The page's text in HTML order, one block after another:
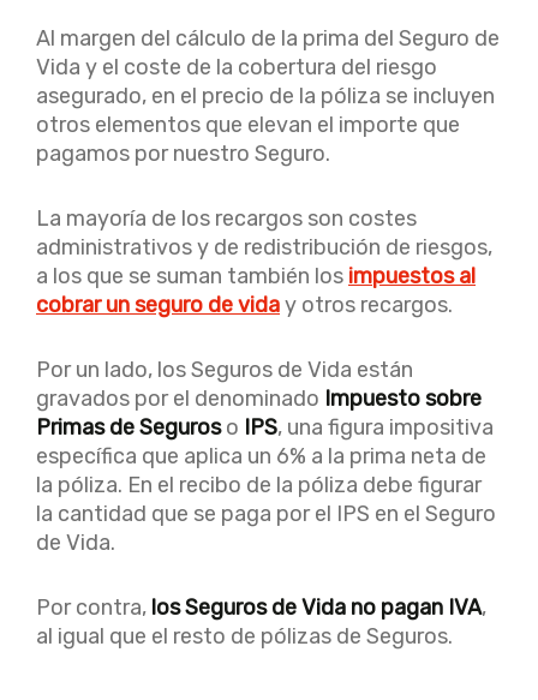
Al margen del cálculo de la prima del Seguro de
Vida y el coste de la cobertura del riesgo
asegurado, en el precio de la póliza se incluyen
otros elementos que elevan el importe que
pagamos por nuestro Seguro.
La mayoría de los recargos son costes
administrativos y de redistribución de riesgos,
a los que se suman también los impuestos al
cobrar un seguro de viday otros recargos.
Por un lado, los Seguros de Vida están
gravados por el denominado Impuesto sobre
Primas de Seguroso IPS, una figura impositiva
específica que aplica un 6% a la prima neta de
la póliza. En el recibo de la póliza debe figurar
la cantidad que se paga por el IPS en el Seguro
de Vida.
Por contra, los Seguros de Vida no pagan IVA,
al igual que el resto de pólizas de Seguros.